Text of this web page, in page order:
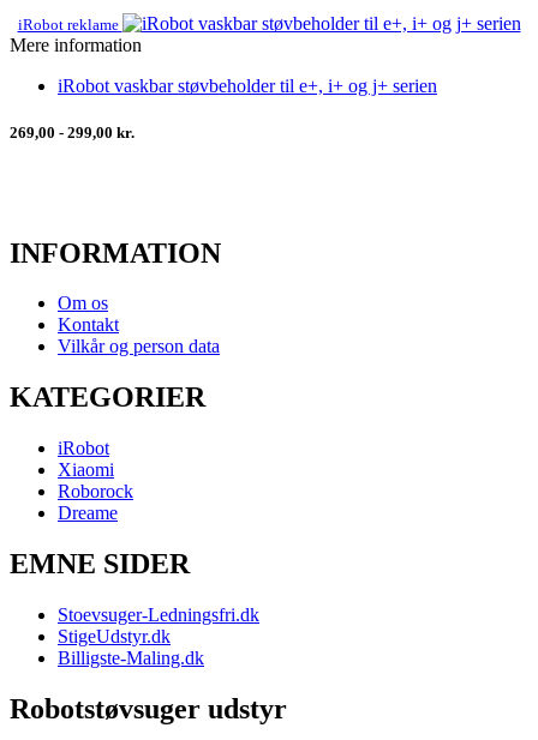
iRobot reklame
Mere information
iRobot vaskbar støvbeholder til e+, i+ og j+ serien
269,00 - 299,00 kr.
INFORMATION
Om os
Kontakt
Vilkår og person data
KATEGORIER
iRobot
Xiaomi
Roborock
Dreame
EMNE SIDER
Stoevsuger-Ledningsfri.dk
StigeUdstyr.dk
Billigste-Maling.dk
Robotstøvsuger udstyr